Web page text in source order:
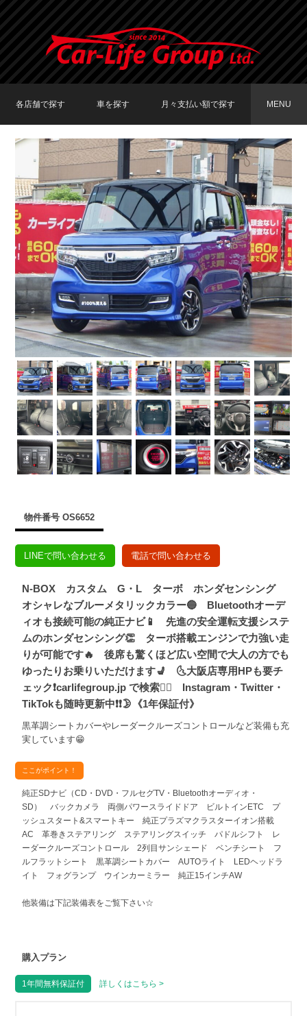
各店舗で探す
TOKYO店在庫車両
大阪店在庫車両
福岡店在庫車両
車を探す
車種で探す
メーカーで探す
月々支払い額で探す
〜19,999円
20,000円〜29,999円
30,000円〜39,999円
40,000円〜49,999円
50,000円〜
MENU
物件番号 OS6652
LINEで問い合わせる 電話で問い合わせる
N-BOX カスタム G・L ターボ ホンダセンシング
オシャレなブルーメタリックカラー🔵 Bluetoothオーデ
ィオも接続可能の純正ナビ📱 先進の安全運転支援システ
ムのホンダセンシング👏 ターボ搭載エンジンで力強い走
りが可能です🔥 後席も驚くほど広い空間で大人の方でも
ゆったりお乗りいただけます💺 🌜大阪店専用HPも要チ
ェック❗carlifegroup.jp で検索🕵️‍♂️ Instagram・Twitter・
TikTokも随時更新中❗❗🌛《1年保証付》
黒革調シートカバーやレーダークルーズコントロールなど装備も充
実しています😁
ここがポイント！
純正SDナビ（CD・DVD・フルセグTV・Bluetoothオーディオ・
SD） バックカメラ 両側パワースライドドア ビルトインETC プ
ッシュスタート&スマートキー 純正プラズマクラスターイオン搭載
AC 革巻きステアリング ステアリングスイッチ パドルシフト レ
ーダークルーズコントロール 2列目サンシェード ベンチシート フ
ルフラットシート 黒革調シートカバー AUTOライト LEDヘッドラ
イト フォグランプ ウインカーミラー 純正15インチAW
他装備は下記装備表をご覧下さい☆
購入プラン
1年間無料保証付 詳しくはこちら >